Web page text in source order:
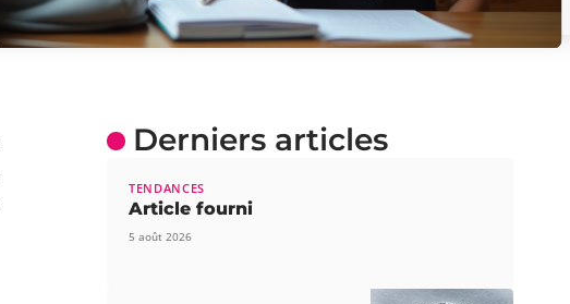
Derniers articles
TENDANCES
Article fourni
5 août 2026